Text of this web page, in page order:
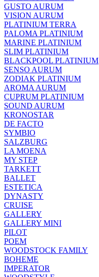
GUSTO AURUM
VISION AURUM
PLATINIUM TERRA
PALOMA PLATINIUM
MARINE PLATINIUM
SLIM PLATINIUM
BLACKPOOL PLATINIUM
SENSO AURUM
ZODIAK PLATINIUM
AROMA AURUM
CUPRUM PLATINIUM
SOUND AURUM
KRONOSTAR
DE FACTO
SYMBIO
SALZBURG
LA MOENA
MY STEP
TARKETT
BALLET
ESTETICA
DYNASTY
CRUISE
GALLERY
GALLERY MINI
PILOT
POEM
WOODSTOCK FAMILY
BOHEME
IMPERATOR